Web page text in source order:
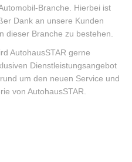
Branche. Hierbei ist
Dank an unsere Kunden
dieser Branche zu bestehen.
AutohausSTAR gerne
Dienstleistungsangebot
um den neuen Service und
von AutohausSTAR.